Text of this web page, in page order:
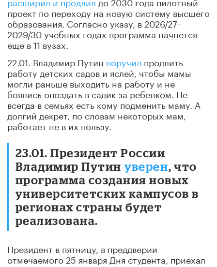
проект по переходу на новую систему высшего
образования. Согласно указу, в 2026/27–
2029/30 учебных годах программа начнется
еще в 11 вузах.
22.01. Владимир Путин поручил продлить
работу детских садов и яслей, чтобы мамы
могли раньше выходить на работу и не
боялись опоздать в садик за ребенком. Не
всегда в семьях есть кому подменить маму. А
долгий декрет, по словам некоторых мам,
работает не в их пользу.
23.01. Президент России
Владимир Путин уверен, что
программа создания новых
университетских кампусов в
регионах страны будет
реализована.
Президент в пятницу, в преддверии
отмечаемого 25 января Дня студента, приехал